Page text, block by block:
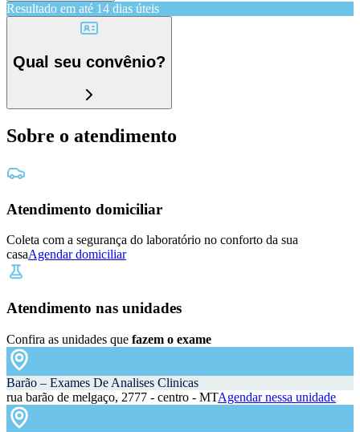
Resultado em até 14 dias úteis
Qual seu convênio?
Sobre o atendimento
Atendimento domiciliar
Coleta com a segurança do laboratório no conforto da sua
casaAgendar domiciliar
Atendimento nas unidades
Confira as unidades que fazem o exame
Barão – Exames De Analises Clinicas
rua barão de melgaço, 2777 - centro - MTAgendar nessa unidade